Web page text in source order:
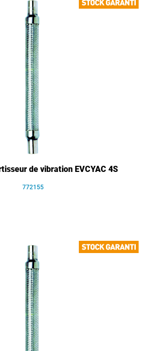
de vibration EVCYAC 4S
772155